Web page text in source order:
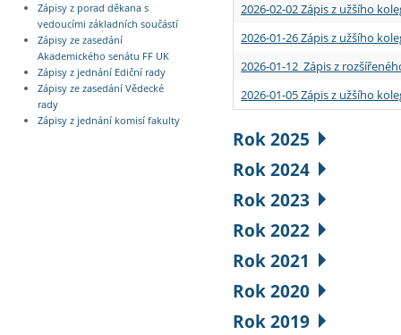
Zápisy z porad děkana s
vedoucími základních součástí
Zápisy ze zasedání
Akademického senátu FF UK
Zápisy z jednání Ediční rady
Zápisy ze zasedání Vědecké
rady
Zápisy z jednání komisí fakulty
2026-02-02 Zápis z užšího
2026-01-26 Zápis z užšího
2026-01-12 Zápis z
2026-01-05 Zápis z užšího
Rok 2025
Rok 2024
Rok 2023
Rok 2022
Rok 2021
Rok 2020
Rok 2019